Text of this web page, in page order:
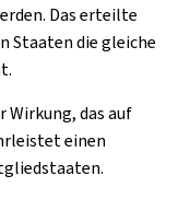
Das erteilte
Staaten die gleiche
das auf
einen